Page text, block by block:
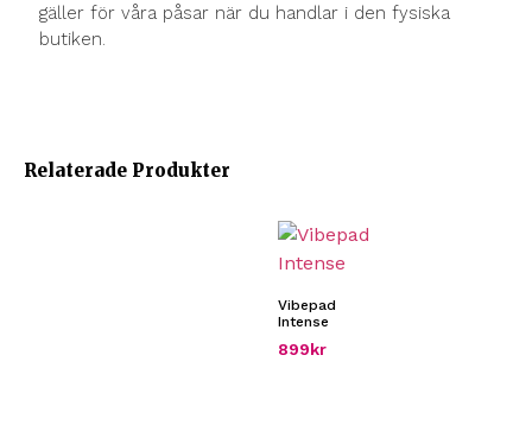
gäller för våra påsar när du handlar i den fysiska
butiken.
Relaterade Produkter
Vibepad
Intense
899kr